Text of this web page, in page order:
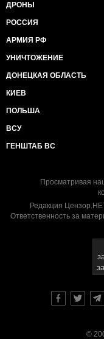
ДРОНЫ
РОССИЯ
АРМИЯ РФ
УНИЧТОЖЕНИЕ
ДОНЕЦКАЯ ОБЛАСТЬ
КИЕВ
ПОЛЬША
ВСУ
ГЕНШТАБ ВС
Просматривая
Редакция
Ответственность за
©